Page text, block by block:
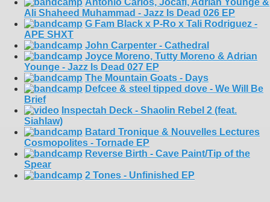
Ali Shaheed Muhammad - Jazz Is Dead 026 EP
G Fam Black x P-Ro x Tali Rodriguez -
APE SHXT
John Carpenter - Cathedral
Joyce Moreno, Tutty Moreno & Adrian
Younge - Jazz Is Dead 027 EP
The Mountain Goats - Days
Defcee & steel tipped dove - We Will Be
Brief
Inspectah Deck - Shaolin Rebel 2 (feat.
Siahlaw)
Batard Tronique & Nouvelles Lectures
Cosmopolites - Tornade EP
Reverse Birth - Cave Paint/Tip of the
Spear
2 Tones - Unfinished EP